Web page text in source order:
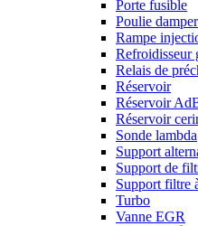
Porte fusible
Poulie damper
Rampe
Refroidisseur
Relais de
Réservoir
Réservoir
Réservoir
Sonde lambda
Support
Support de
Support filtre
Turbo
Vanne EGR